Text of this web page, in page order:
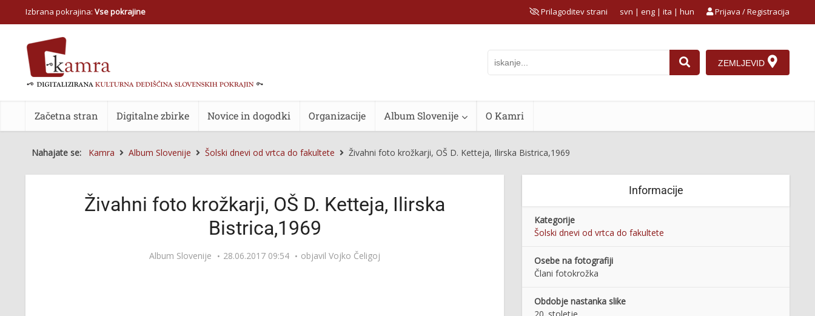
Izbrana pokrajina: Vse pokrajine Prilagoditev strani Prijava / Registracija
svn | eng | ita | hun
ZEMLJEVID
Začetna stran Digitalne zbirke Novice in dogodki Organizacije Album Slovenije O Kamri
Nahajate se: Kamra Album Slovenije Šolski dnevi od vrtca do fakultete Živahni foto krožkarji, OŠ D. Ketteja, Ilirska Bistrica,1969
Živahni foto krožkarji, OŠ D. Ketteja, Ilirska
Bistrica,1969
Album Slovenije 28.06.2017 09:54 objavil Vojko Čeligoj
Informacije
Kategorije
Šolski dnevi od vrtca do fakultete
Osebe na fotografiji
Člani fotokrožka
Obdobje nastanka slike